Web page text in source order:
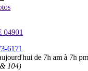
04901
6171
de 7h am à 7h pm
104)